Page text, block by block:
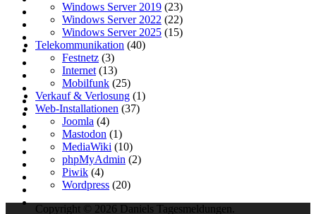
Windows Server 2019 (23)
Windows Server 2022 (22)
Windows Server 2025 (15)
Telekommunikation (40)
Festnetz (3)
Internet (13)
Mobilfunk (25)
Verkauf & Verlosung (1)
Web-Installationen (37)
Joomla (4)
Mastodon (1)
MediaWiki (10)
phpMyAdmin (2)
Piwik (4)
Wordpress (20)
Copyright © 2026 Daniels Tagesmeldungen.